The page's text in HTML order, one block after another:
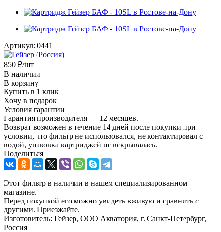
Артикул: 0441
850 ₽/шт
В наличии
В корзину
Купить в 1 клик
Хочу в подарок
Условия гарантии
Гарантия производителя — 12 месяцев.
Возврат возможен в течение 14 дней после покупки при
условии, что фильтр не использовался, не контактировал с
водой, упаковка картриджей не вскрывалась.
Поделиться
Этот фильтр в наличии в нашем специализированном
магазине.
Перед покупкой его можно увидеть вживую и сравнить с
другими. Приезжайте.
Изготовитель: Гейзер, ООО Акватория, г. Санкт-Петербург,
Россия